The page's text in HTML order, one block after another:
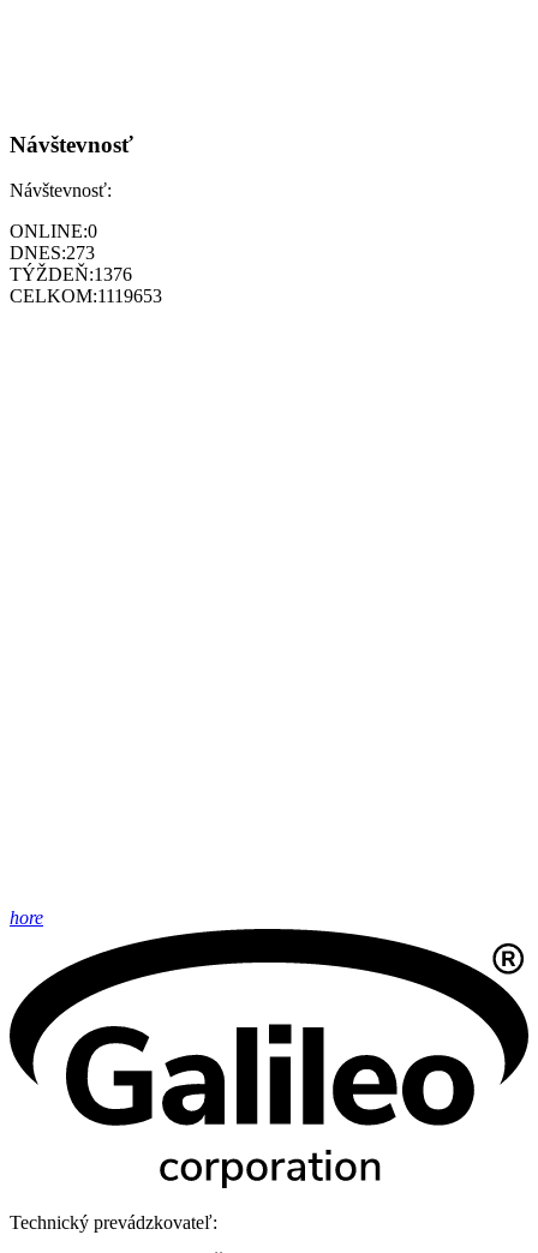
Návštevnosť
Návštevnosť:
ONLINE:0
DNES:273
TÝŽDEŇ:1376
CELKOM:1119653
hore
Technický prevádzkovateľ: